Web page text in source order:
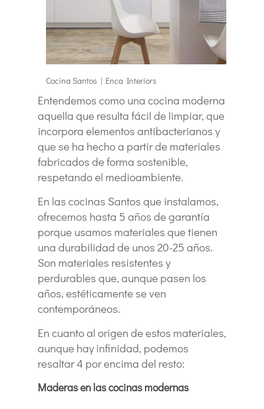
Cocina Santos | Enca Interiors
Entendemos como una cocina moderna
aquella que resulta fácil de limpiar, que
incorpora elementos antibacterianos y
que se ha hecho a partir de materiales
fabricados de forma sostenible,
respetando el medioambiente.
En las cocinas Santos que instalamos,
ofrecemos hasta 5 años de garantía
porque usamos materiales que tienen
una durabilidad de unos 20-25 años.
Son materiales resistentes y
perdurables que, aunque pasen los
años, estéticamente se ven
contemporáneos.
En cuanto al origen de estos materiales,
aunque hay infinidad, podemos
resaltar 4 por encima del resto:
Maderas en las cocinas modernas